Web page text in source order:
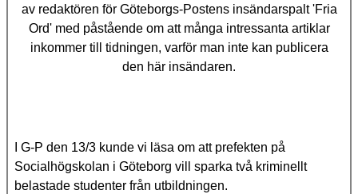
av redaktören för Göteborgs-Postens insändarspalt 'Fria
Ord' med påstående om att många intressanta artiklar
inkommer till tidningen, varför man inte kan publicera
den här insändaren.
I G-P den 13/3 kunde vi läsa om att prefekten på
Socialhögskolan i Göteborg vill sparka två kriminellt
belastade studenter från utbildningen.